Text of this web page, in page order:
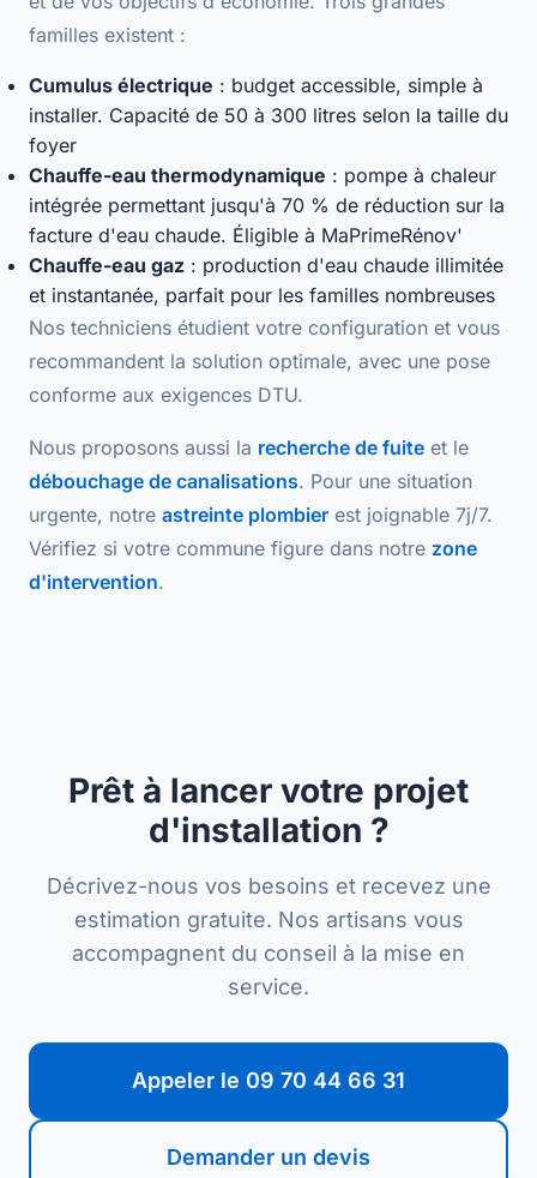
familles existent :
Cumulus électrique : budget accessible, simple à
installer. Capacité de 50 à 300 litres selon la taille du
foyer
Chauffe-eau thermodynamique : pompe à chaleur
intégrée permettant jusqu'à 70 % de réduction sur la
facture d'eau chaude. Éligible à MaPrimeRénov'
Chauffe-eau gaz : production d'eau chaude illimitée
et instantanée, parfait pour les familles nombreuses
Nos techniciens étudient votre configuration et vous
recommandent la solution optimale, avec une pose
conforme aux exigences DTU.
Nous proposons aussi la recherche de fuite et le
débouchage de canalisations. Pour une situation
urgente, notre astreinte plombier est joignable 7j/7.
Vérifiez si votre commune figure dans notre zone
d'intervention.
Prêt à lancer votre projet
d'installation ?
Décrivez-nous vos besoins et recevez une
estimation gratuite. Nos artisans vous
accompagnent du conseil à la mise en
service.
Appeler le 09 70 44 66 31
Demander un devis